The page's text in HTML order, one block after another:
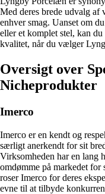
Med deres brede udvalg af
enhver smag. Uanset om
eller et komplet stel, kan
kvalitet, når du vælger
Oversigt over
Nicheprodukter
Imerco
Imerco er en kendt og
særligt anerkendt for sit
Virksomheden har en lang
omdømme på markedet for
roser Imerco for deres
evne til at tilbyde